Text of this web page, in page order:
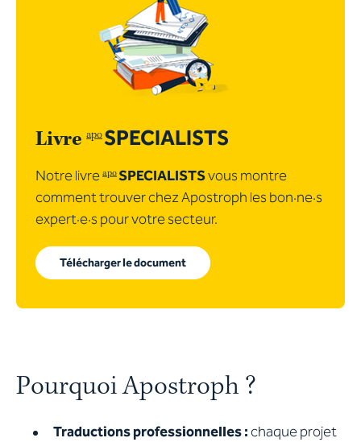
Livre apo SPECIALISTS
Notre livre apoSPECIALISTSvous montre
comment trouver chez Apostroph les bon·ne·s
expert·e·s pour votre secteur.
Télécharger le document
Pourquoi Apostroph ?
Traductions professionnelles :chaque projet